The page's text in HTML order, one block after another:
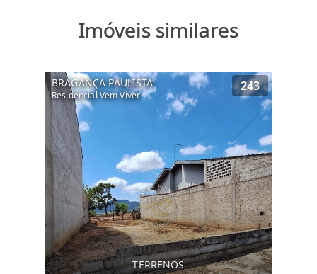
Imóveis similares
BRAGANÇA PAULISTA
Residencial Vem Viver
243
TERRENOS